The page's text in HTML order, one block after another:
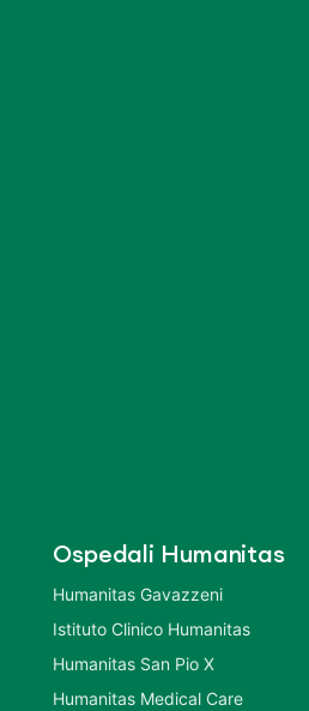
Ospedali Humanitas
Humanitas Gavazzeni
Istituto Clinico Humanitas
Humanitas San Pio X
Humanitas Medical Care